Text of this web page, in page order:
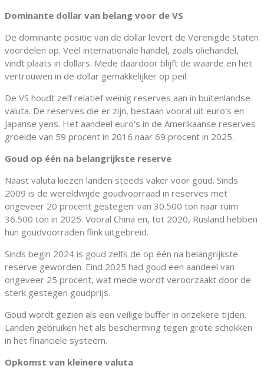
Dominante dollar van belang voor de VS
De dominante positie van de dollar levert de Verenigde Staten
voordelen op. Veel internationale handel, zoals oliehandel,
vindt plaats in dollars. Mede daardoor blijft de waarde en het
vertrouwen in de dollar gemakkelijker op peil.
De VS houdt zelf relatief weinig reserves aan in buitenlandse
valuta. De reserves die er zijn, bestaan vooral uit euro’s en
Japanse yens. Het aandeel euro’s in de Amerikaanse reserves
groeide van 59 procent in 2016 naar 69 procent in 2025.
Goud op één na belangrijkste reserve
Naast valuta kiezen landen steeds vaker voor goud. Sinds
2009 is de wereldwijde goudvoorraad in reserves met
ongeveer 20 procent gestegen: van 30.500 ton naar ruim
36.500 ton in 2025. Vooral China en, tot 2020, Rusland hebben
hun goudvoorraden flink uitgebreid.
Sinds begin 2024 is goud zelfs de op één na belangrijkste
reserve geworden. Eind 2025 had goud een aandeel van
ongeveer 25 procent, wat mede wordt veroorzaakt door de
sterk gestegen goudprijs.
Goud wordt gezien als een veilige buffer in onzekere tijden.
Landen gebruiken het als bescherming tegen grote schokken
in het financiële systeem.
Opkomst van kleinere valuta